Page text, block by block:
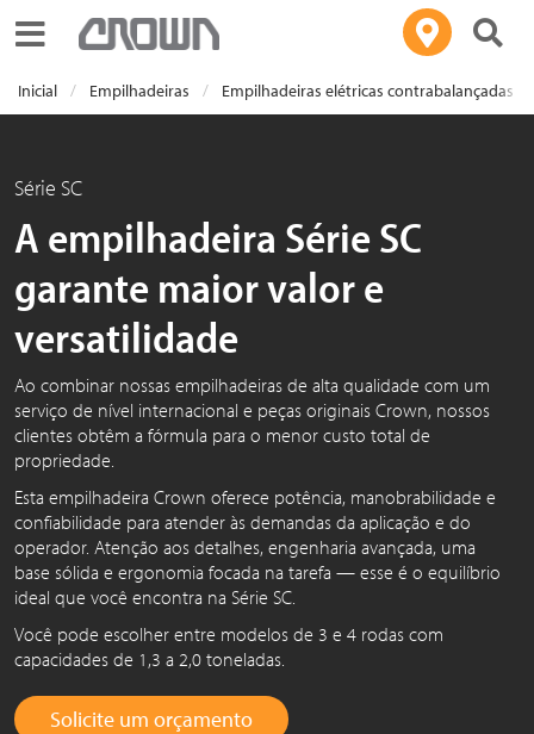
Toggle navigation
Inicial Empilhadeiras Empilhadeiras elétricas contrabalançadas
Série SC
A empilhadeira Série SC
garante maior valor e
versatilidade
Ao combinar nossas empilhadeiras de alta qualidade com um
serviço de nível internacional e peças originais Crown, nossos
clientes obtêm a fórmula para o menor custo total de
propriedade.
Esta empilhadeira Crown oferece potência, manobrabilidade e
confiabilidade para atender às demandas da aplicação e do
operador. Atenção aos detalhes, engenharia avançada, uma
base sólida e ergonomia focada na tarefa — esse é o equilíbrio
ideal que você encontra na Série SC.
Você pode escolher entre modelos de 3 e 4 rodas com
capacidades de 1,3 a 2,0 toneladas.
Solicite um orçamento